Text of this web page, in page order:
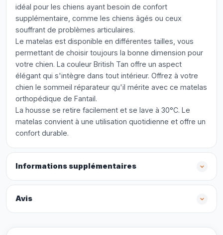
idéal pour les chiens ayant besoin de confort
supplémentaire, comme les chiens âgés ou ceux
souffrant de problèmes articulaires.
Le matelas est disponible en différentes tailles, vous
permettant de choisir toujours la bonne dimension pour
votre chien. La couleur British Tan offre un aspect
élégant qui s'intègre dans tout intérieur. Offrez à votre
chien le sommeil réparateur qu'il mérite avec ce matelas
orthopédique de Fantail.
La housse se retire facilement et se lave à 30°C. Le
matelas convient à une utilisation quotidienne et offre un
confort durable.
Informations supplémentaires
Avis